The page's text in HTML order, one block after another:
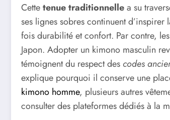
Cettetenue traditionnellea su
ses lignes sobres continuent d’inspirer
fois durabilité et confort. Par contre,
Japon. Adopter un kimono masculin
témoignent du respect descodes
explique pourquoi il conserve une
kimono homme, plusieurs autres
consulter des plateformes dédiés à la